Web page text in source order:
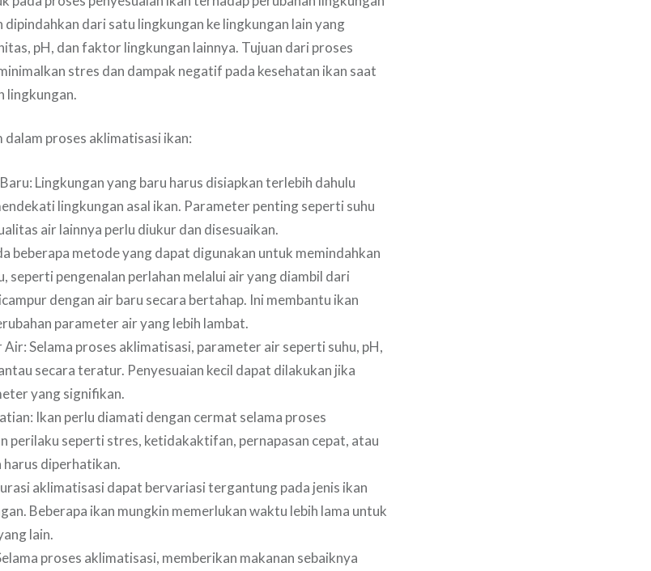
dari satu lingkungan ke lingkungan lain yang
pH, dan faktor lingkungan lainnya. Tujuan dari proses
stres dan dampak negatif pada kesehatan ikan saat
lingkungan.
proses aklimatisasi ikan:
Lingkungan yang baru harus disiapkan terlebih dahulu
lingkungan asal ikan. Parameter penting seperti suhu
air lainnya perlu diukur dan disesuaikan.
beberapa metode yang dapat digunakan untuk memindahkan
seperti pengenalan perlahan melalui air yang diambil dari
dengan air baru secara bertahap. Ini membantu ikan
parameter air yang lebih lambat.
Selama proses aklimatisasi, parameter air seperti suhu, pH,
secara teratur. Penyesuaian kecil dapat dilakukan jika
yang signifikan.
Ikan perlu diamati dengan cermat selama proses
perilaku seperti stres, ketidakaktifan, pernapasan cepat, atau
diperhatikan.
aklimatisasi dapat bervariasi tergantung pada jenis ikan
Beberapa ikan mungkin memerlukan waktu lebih lama untuk
lain.
proses aklimatisasi, memberikan makanan sebaiknya